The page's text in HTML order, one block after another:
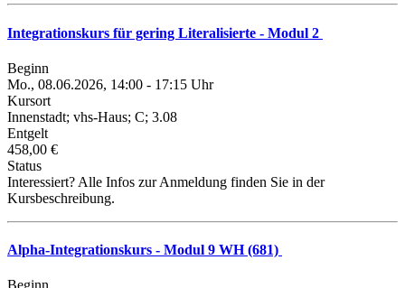
Integrationskurs für gering Literalisierte - Modul 2
Beginn
Mo., 08.06.2026, 14:00 - 17:15 Uhr
Kursort
Innenstadt; vhs-Haus; C; 3.08
Entgelt
458,00 €
Status
Interessiert? Alle Infos zur Anmeldung finden Sie in der
Kursbeschreibung.
Alpha-Integrationskurs - Modul 9 WH (681)